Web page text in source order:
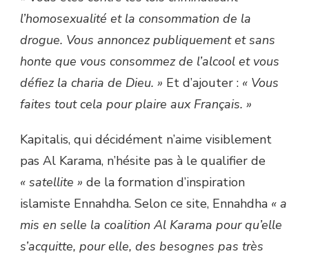
l’homosexualité et la consommation de la
drogue. Vous annoncez publiquement et sans
honte que vous consommez de l’alcool et vous
défiez la charia de Dieu. » Et d’ajouter : « Vous
faites tout cela pour plaire aux Français. »
Kapitalis, qui décidément n’aime visiblement
pas Al Karama, n’hésite pas à le qualifier de
« satellite » de la formation d’inspiration
islamiste Ennahdha. Selon ce site, Ennahdha « a
mis en selle la coalition Al Karama pour qu’elle
s’acquitte, pour elle, des besognes pas très